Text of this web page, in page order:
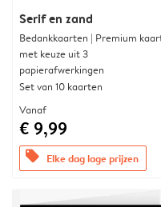
Serif en zand
Bedankkaarten | Premium
met keuze uit 3
papierafwerkingen
Set van 10 kaarten
Vanaf
€ 9,99
offers Elke dag lage prijzen